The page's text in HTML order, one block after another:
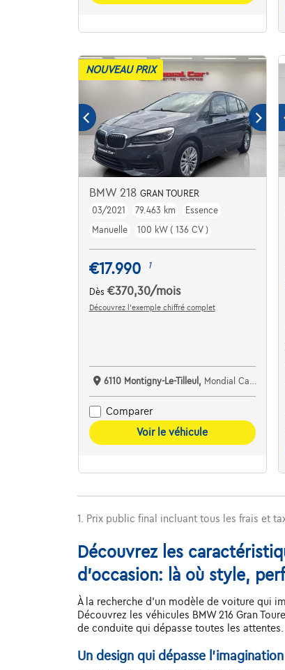
NOUVEAU PRIX
BMW 218 GRAN TOURER
03/2021
79.463 km
Essence
Manuelle
100 kW ( 136 CV )
€17.990 1
Dès €370,30/mois
Découvrez l’exemple chiffré complet
6110 Montigny-Le-Tilleul, Mondial Car Montigny
Comparer
Voir le véhicule
1. Prix public final incluant tous les frais et
Découvrez les
d'occasion: là où style,
À la recherche d'un modèle de voiture qui
Découvrez les véhicules BMW 216 Gran
de conduite qui dépasse toutes les attentes.
Un design qui dépasse l'imagination